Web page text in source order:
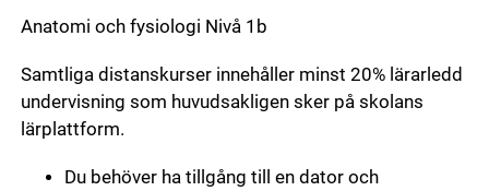
Anatomi och fysiologi Nivå 1b
Samtliga distanskurser innehåller minst 20% lärarledd
undervisning som huvudsakligen sker på skolans
lärplattform.
Du behöver ha tillgång till en dator och